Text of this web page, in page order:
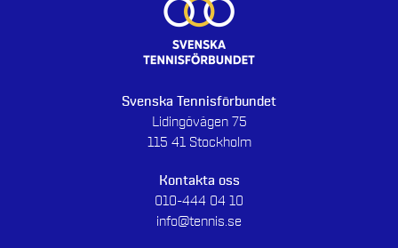
Svenska Tennisförbundet
Lidingövägen 75
115 41 Stockholm
Kontakta oss
010-444 04 10
info@tennis.se